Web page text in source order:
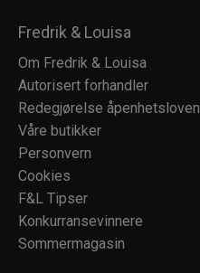
Fredrik & Louisa
Om Fredrik & Louisa
Autorisert forhandler
Redegjørelse åpenhetsloven
Våre butikker
Personvern
Cookies
F&L Tipser
Konkurransevinnere
Sommermagasin